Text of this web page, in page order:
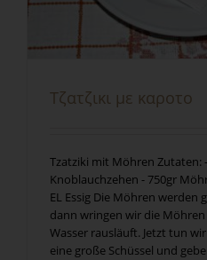
Τζατζικι με καροτο
Tzatziki mit Möhren Zutaten:
Knoblauchzehen - 750gr
EL Essig Die Möhren werden
dann wringen wir die
Wasser rausläuft. Jetzt tun
eine große Schüssel und